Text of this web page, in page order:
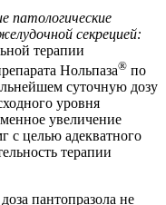
патологические
секрецией:
терапии
Нольпаза® по
суточную дозу
уровня
увеличение
с целью адекватного
терапии
доза пантопразола не